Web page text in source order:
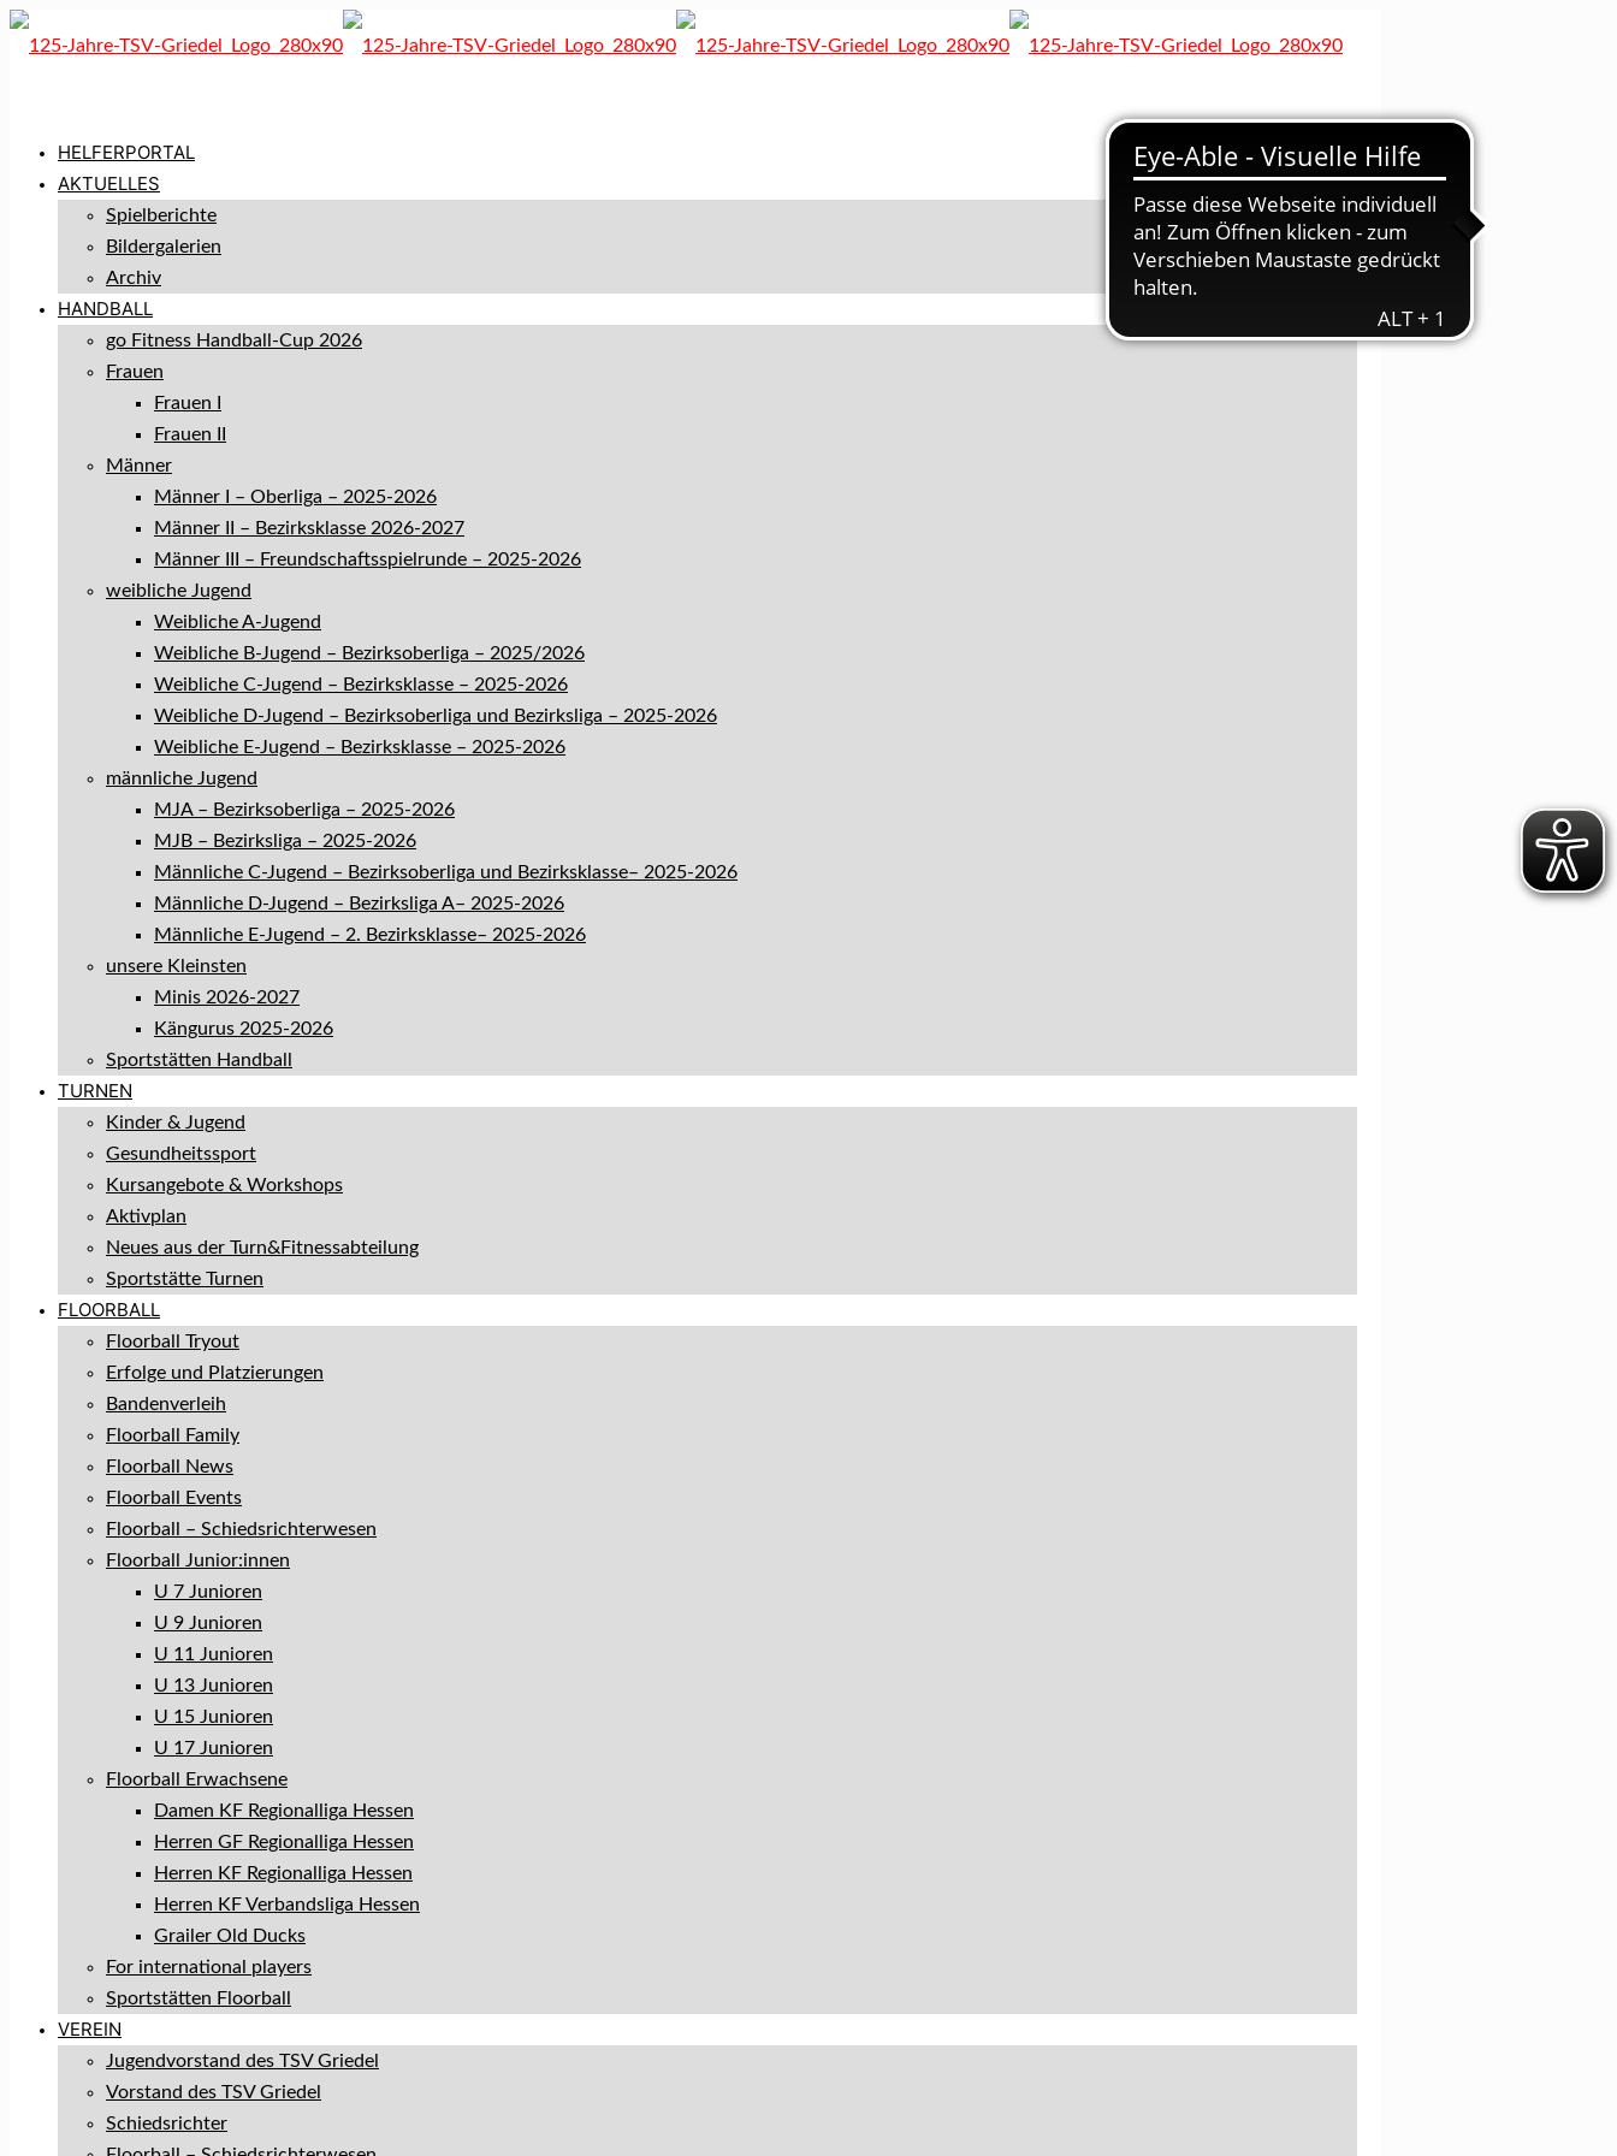
HELFERPORTAL
AKTUELLES
Spielberichte
Bildergalerien
Archiv
HANDBALL
go Fitness Handball-Cup 2026
Frauen
Frauen I
Frauen II
Männer
Männer I – Oberliga – 2025-2026
Männer II – Bezirksklasse 2026-2027
Männer III – Freundschaftsspielrunde – 2025-2026
weibliche Jugend
Weibliche A-Jugend
Weibliche B-Jugend – Bezirksoberliga – 2025/2026
Weibliche C-Jugend – Bezirksklasse – 2025-2026
Weibliche D-Jugend – Bezirksoberliga und Bezirksliga – 2025-2026
Weibliche E-Jugend – Bezirksklasse – 2025-2026
männliche Jugend
MJA – Bezirksoberliga – 2025-2026
MJB – Bezirksliga – 2025-2026
Männliche C-Jugend – Bezirksoberliga und Bezirksklasse– 2025-2026
Männliche D-Jugend – Bezirksliga A– 2025-2026
Männliche E-Jugend – 2. Bezirksklasse– 2025-2026
unsere Kleinsten
Minis 2026-2027
Kängurus 2025-2026
Sportstätten Handball
TURNEN
Kinder & Jugend
Gesundheitssport
Kursangebote & Workshops
Aktivplan
Neues aus der Turn&Fitnessabteilung
Sportstätte Turnen
FLOORBALL
Floorball Tryout
Erfolge und Platzierungen
Bandenverleih
Floorball Family
Floorball News
Floorball Events
Floorball – Schiedsrichterwesen
Floorball Junior:innen
U 7 Junioren
U 9 Junioren
U 11 Junioren
U 13 Junioren
U 15 Junioren
U 17 Junioren
Floorball Erwachsene
Damen KF Regionalliga Hessen
Herren GF Regionalliga Hessen
Herren KF Regionalliga Hessen
Herren KF Verbandsliga Hessen
Grailer Old Ducks
For international players
Sportstätten Floorball
VEREIN
Jugendvorstand des TSV Griedel
Vorstand des TSV Griedel
Schiedsrichter